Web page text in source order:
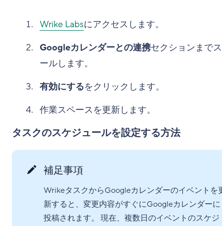
Wrike Labsにアクセスします。
Googleカレンダーとの連携セクションまで
ールします。
有効にするをクリックします。
作業スペースを更新します。
タスクのスケジュールを設定する方法
補足事項
WrikeタスクからGoogleカレンダーのイベントを
新すると、変更内容がすぐにGoogleカレンダーに
投稿されます。 現在、複数日のイベントのスケジ